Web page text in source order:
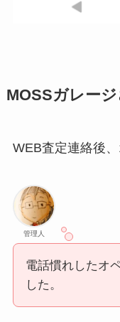
MOSSガレー
WEB査定連絡後
管理人
電話慣れしたオ
した。